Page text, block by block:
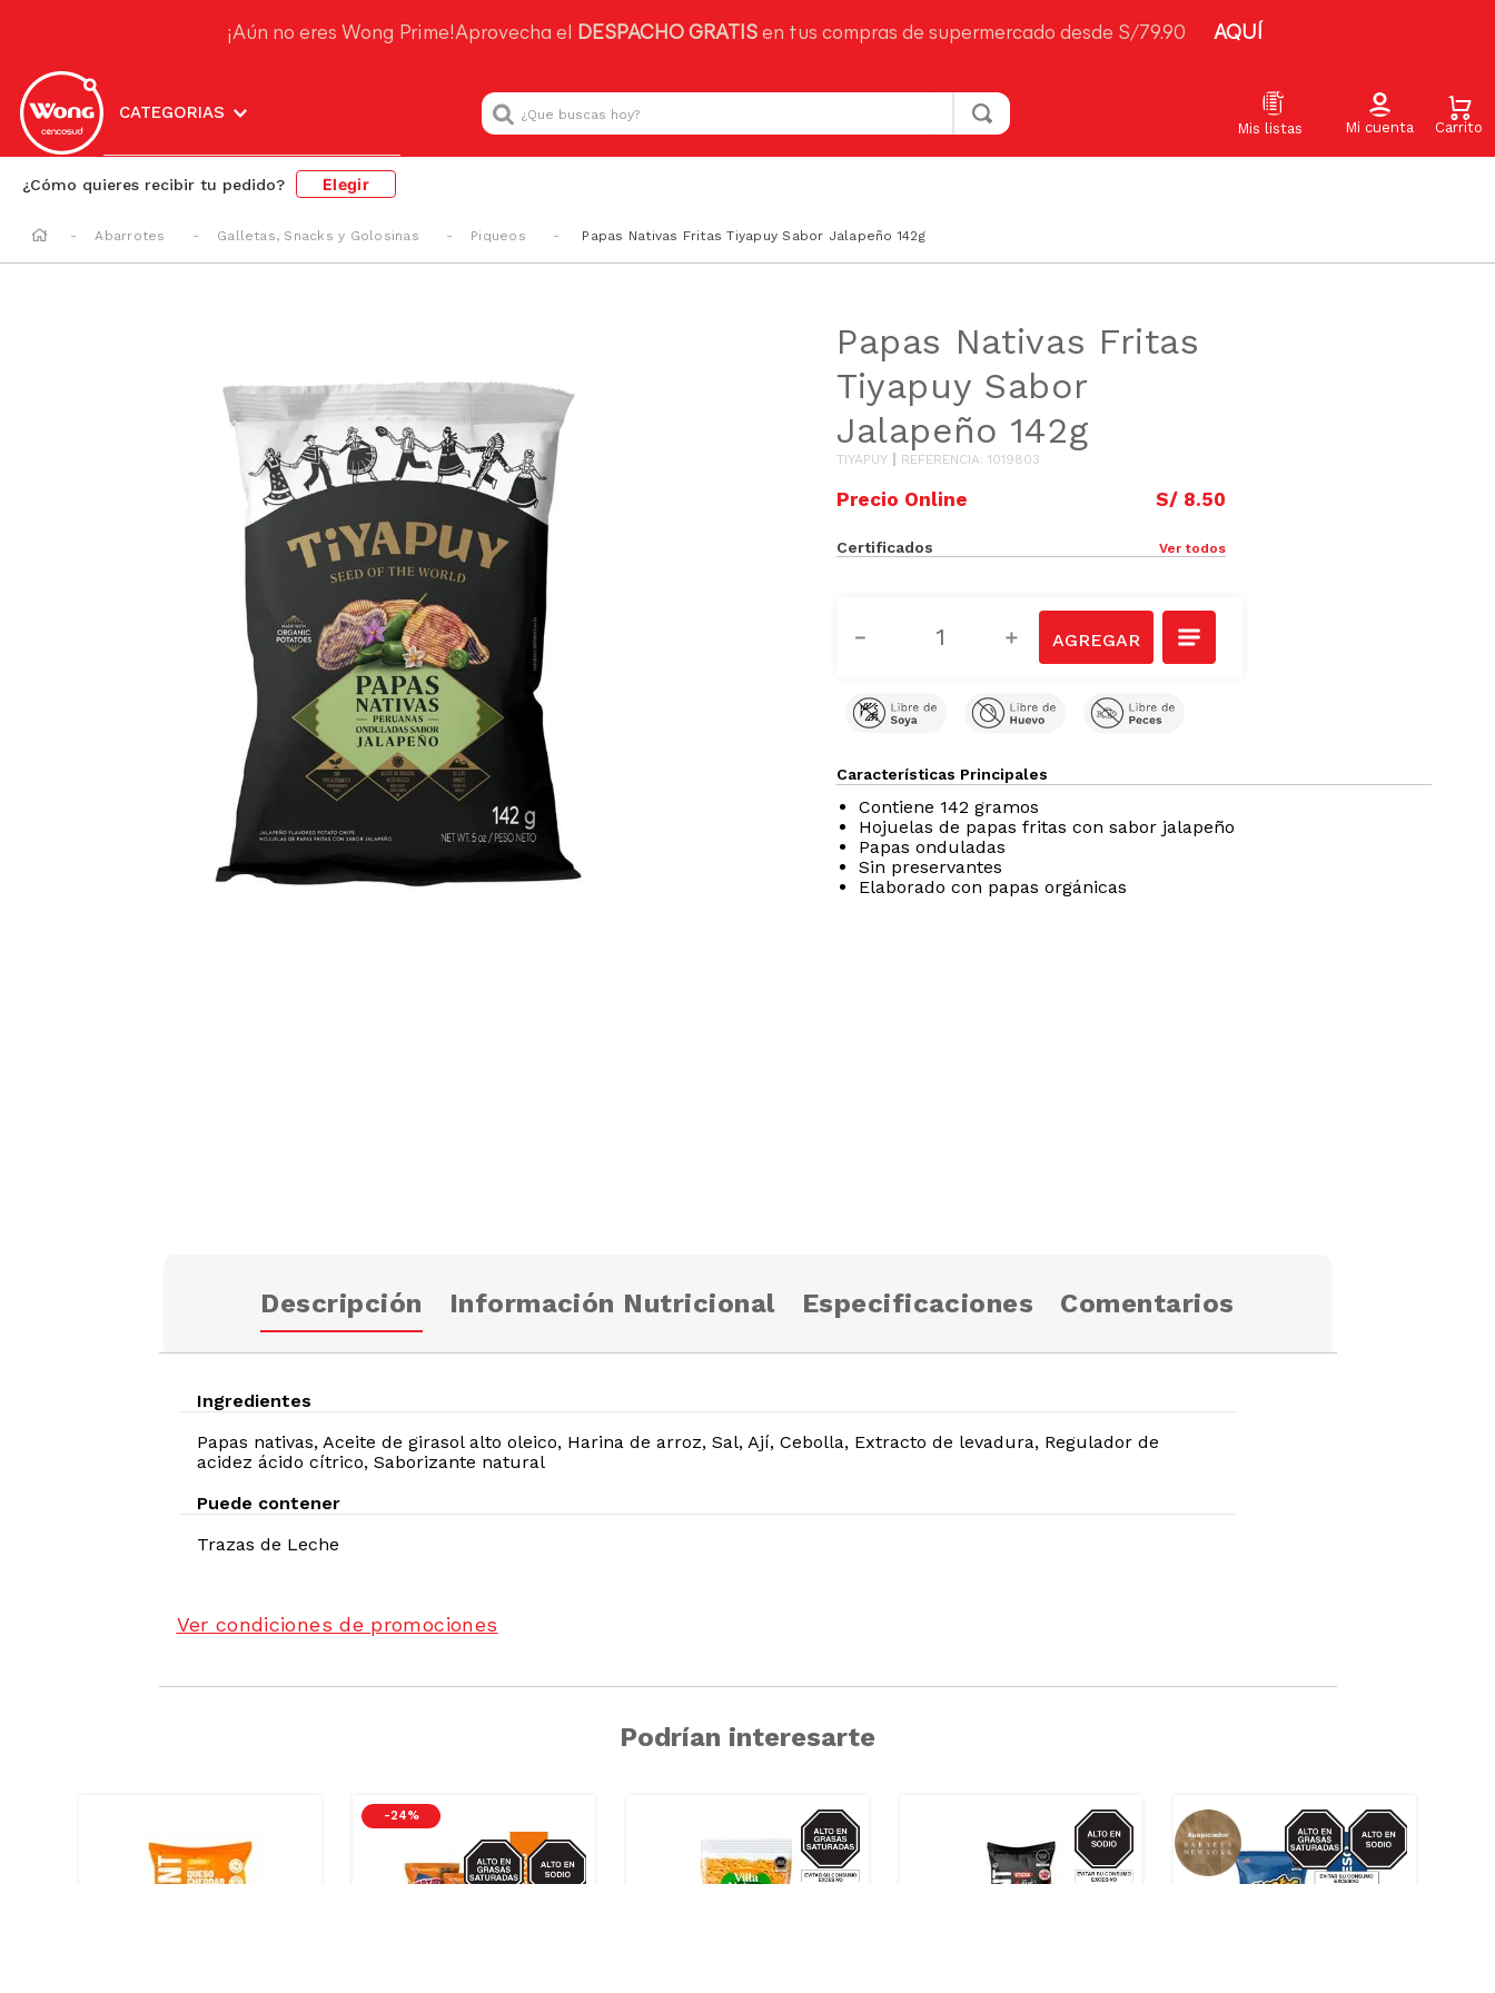
¡Aún no eres Wong Prime!Aprovecha el DESPACHO GRATIS en tus compras de supermercado desde S/79.90 AQUÍ
CATEGORIAS
¿Que buscas hoy?
¿Cómo quieres recibir tu pedido? Elegir
Abarrotes Galletas, Snacks y Golosinas Piqueos Papas Nativas Fritas Tiyapuy Sabor Jalapeño 142g
Papas Nativas Fritas
Tiyapuy Sabor
Jalapeño 142g
TIYAPUY REFERENCIA: 1019803
S/ 8.50
Certificados Ver todos
＋
－
Características Principales
Contiene 142 gramos
Hojuelas de papas fritas con sabor jalapeño
Papas onduladas
Sin preservantes
Elaborado con papas orgánicas
Descripción Información Nutricional Especificaciones Comentarios
Ingredientes
Papas nativas, Aceite de girasol alto oleico, Harina de arroz, Sal, Ají, Cebolla, Extracto de levadura, Regulador de
acidez ácido cítrico, Saborizante natural
Puede contener
Trazas de Leche
Ver condiciones de promociones
Podrían interesarte
-24 %
SODIO/GRASAS-
SAT
GRASAS-
SAT
SODIO
SODIO/GRASAS-
SAT